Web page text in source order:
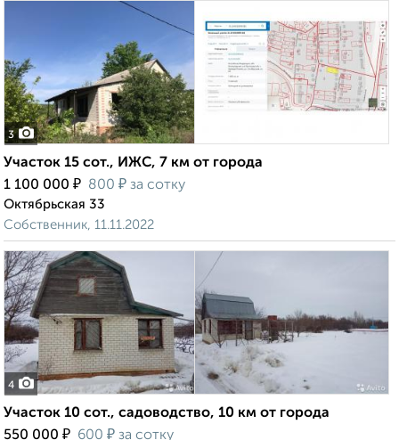
3
Участок 15 сот., ИЖС, 7 км от города
1 100 000 ₽ 800 ₽ за сотку
Октябрьская 33
Собственник, 11.11.2022
4
Участок 10 сот., садоводство, 10 км от города
550 000 ₽ 600 ₽ за сотку